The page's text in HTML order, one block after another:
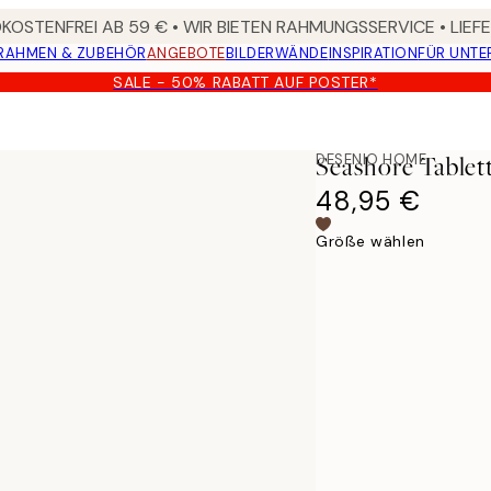
AB 59 € • WIR BIETEN RAHMUNGSSERVICE •
& ZUBEHÖRANGEBOTEBILDERWÄNDEINSPIRATIONFÜR
SALE - 50% RABATT AUF POSTER*
DESENIO HOME
Seashore
48,95 €
Größe wählen